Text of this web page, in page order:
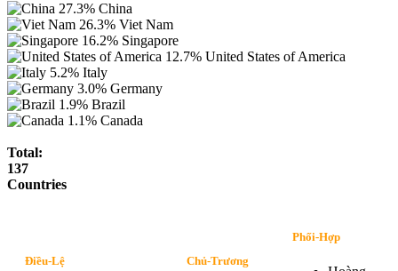
27.3% China
26.3% Viet Nam
16.2% Singapore
12.7% United States of America
5.2% Italy
3.0% Germany
1.9% Brazil
1.1% Canada
Total:
137
Countries
Điều-Lệ Chủ-Trương
Phối-Hợp